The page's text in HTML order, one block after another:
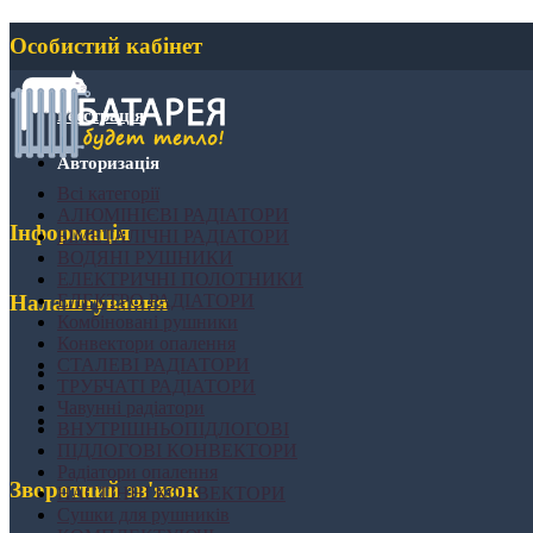
Особистий кабінет
Реєстрація
Авторизація
Інформація
Налаштування
Зворотний зв'язок
БІМЕТАЛІЧНІ РАДІАТОРИ
ЕЛЕКТРО РАДІАТОРИ
Комбіновані рушники
НАСТІННІ КОНВЕКТОРИ